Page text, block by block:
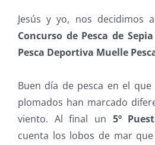
Jesús y yo, nos decidimos
Concurso de Pesca de Sepia
Pesca Deportiva Muelle
Buen día de pesca en el
plomados han marcado
viento. Al final un 5º
cuenta los lobos de mar